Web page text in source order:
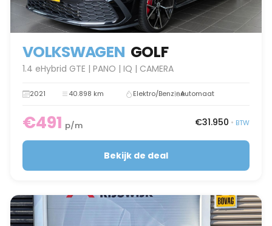
VOLKSWAGEN GOLF
1.4 eHybrid GTE | PANO | IQ | CAMERA
2021 40.898 km Elektro/BenzineAutomaat
€491 p/m €31.950 • BTW
Bekijk de deal